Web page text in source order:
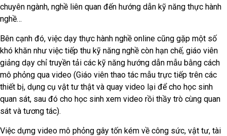
chuyên ngành, nghề liên quan đến hướng dẫn kỹ năng thực hành
nghề…
Bên cạnh đó, việc dạy thực hành nghề online cũng gặp một số
khó khăn như việc tiếp thu kỹ năng nghề còn hạn chế, giáo viên
giảng dạy chỉ truyền tải các kỹ năng hướng dẫn mẫu bằng cách
mô phỏng qua video (Giáo viên thao tác mẫu trực tiếp trên các
thiết bị, dụng cụ vật tư thật và quay video lại để cho học sinh
quan sát, sau đó cho học sinh xem video rồi thầy trò cùng quan
sát và tương tác).
Việc dựng video mô phỏng gây tốn kém về công sức, vật tư, tài